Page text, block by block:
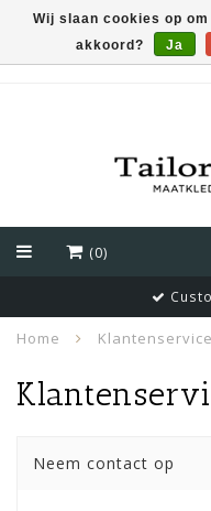
(0)
Home Klantenservice
Neem contact op
Wij slaan cookies op
akkoord?
Ja